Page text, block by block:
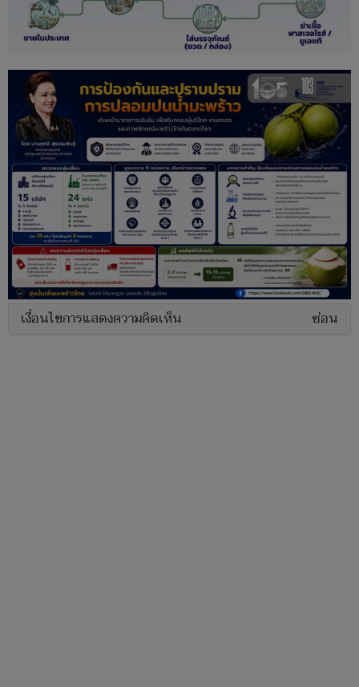
เงื่อนไขการแสดงความคิดเห็น ซ่อน